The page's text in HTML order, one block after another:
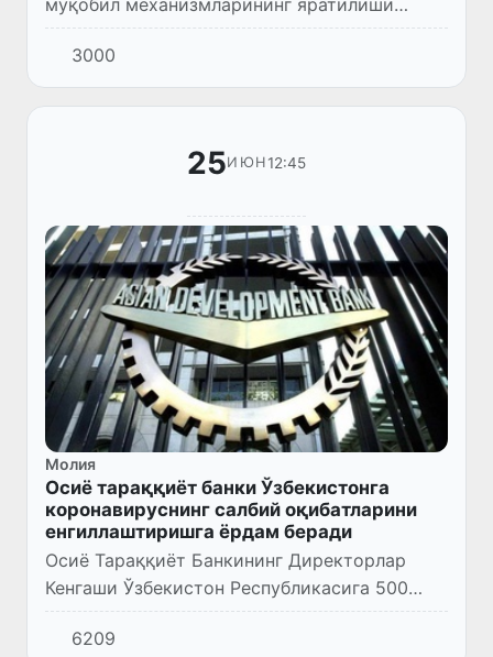
жисмоний ва юридик шахсларнинг бузилган
ҳуқуқларини тиклашга эришишнинг
самарали воситаси сифатида эътироф э...
3000
25ИЮН12:45
Молия
Осиё тараққиёт банки Ўзбекистонга
коронавируснинг салбий оқибатларини
енгиллаштиришга ёрдам беради
Осиё Тараққиёт Банкининг Директорлар
Кенгаши Ўзбекистон Республикасига 500
миллион доллар миқдоридаги имтиёзли
кредит маблағларини ажратиш бўйича
6209